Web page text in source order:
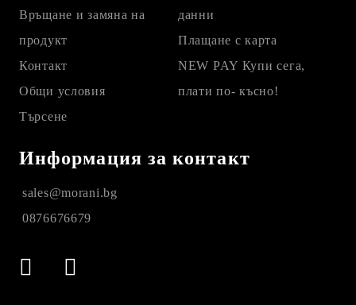
Връщане и замяна на
продукт
Контакт
Общи условия
Търсене
данни
Плащане с карта
NEW PAY Купи сега,
плати по- късно!
Информация за контакт
sales@morani.bg
0876676679